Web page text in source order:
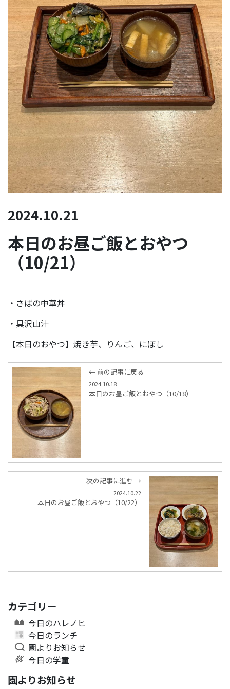
2024.10.21
本日のお昼ご飯とおやつ
（10/21）
・さばの中華丼
・具沢山汁
【本日のおやつ】焼き芋、りんご、にぼし
← 前の記事に戻る
2024.10.18
本日のお昼ご飯とおやつ（10/18）
次の記事に進む →
2024.10.22
本日のお昼ご飯とおやつ（10/22）
カテゴリー
今日のハレノヒ
今日のランチ
園よりお知らせ
今日の学童
園よりお知らせ